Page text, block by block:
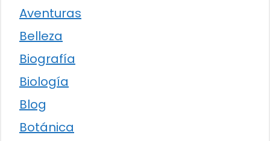
Aventuras
Belleza
Biografía
Biología
Blog
Botánica